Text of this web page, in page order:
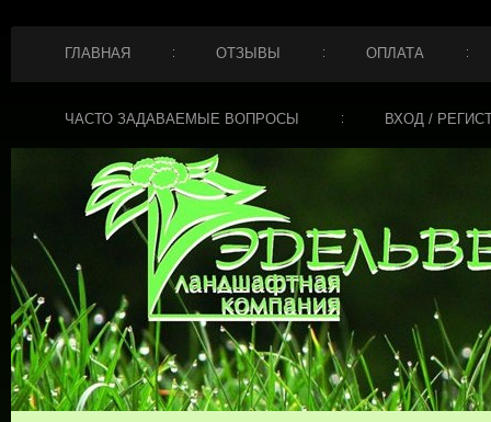
ГЛАВНАЯ ОТЗЫВЫ ОПЛАТА
ЧАСТО ЗАДАВАЕМЫЕ ВОПРОСЫ ВХОД /